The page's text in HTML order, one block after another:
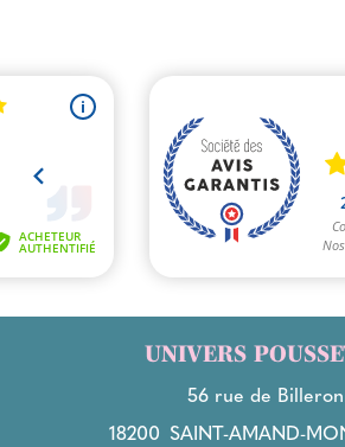
UNIVERS
56 rue de Billeron
18200 SAINT-AMAND-